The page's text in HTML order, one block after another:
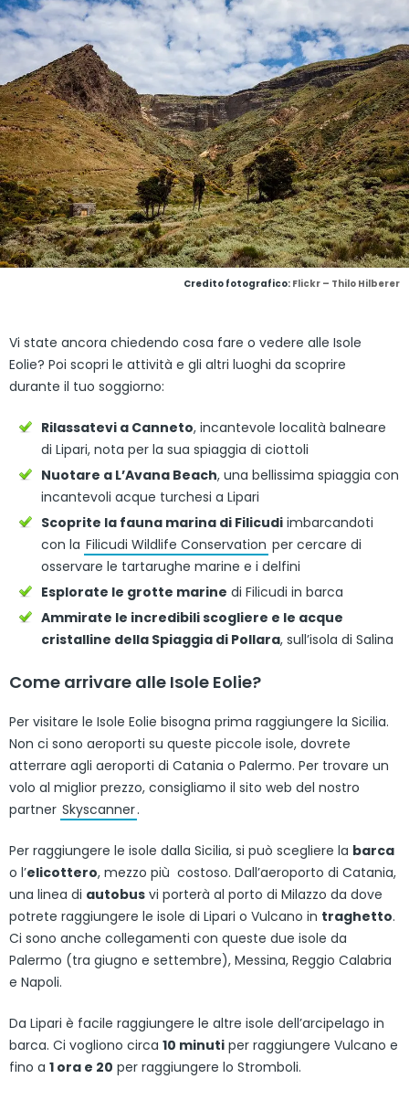
Credito fotografico: Flickr – Thilo Hilberer
Vi state ancora chiedendo cosa fare o vedere alle Isole
Eolie? Poi scopri le attività e gli altri luoghi da scoprire
durante il tuo soggiorno:
Rilassatevi a Canneto, incantevole località balneare
di Lipari, nota per la sua spiaggia di ciottoli
Nuotare a L’Avana Beach, una bellissima spiaggia con
incantevoli acque turchesi a Lipari
Scoprite la fauna marina di Filicudi imbarcandoti
con la Filicudi Wildlife Conservation per cercare di
osservare le tartarughe marine e i delfini
Esplorate le grotte marine di Filicudi in barca
Ammirate le incredibili scogliere e le acque
cristalline della Spiaggia di Pollara, sull’isola di Salina
Come arrivare alle Isole Eolie?
Per visitare le Isole Eolie bisogna prima raggiungere la Sicilia.
Non ci sono aeroporti su queste piccole isole, dovrete
atterrare agli aeroporti di Catania o Palermo. Per trovare un
volo al miglior prezzo, consigliamo il sito web del nostro
partner Skyscanner.
Per raggiungere le isole dalla Sicilia, si può scegliere la barca
o l’elicottero, mezzo più costoso. Dall’aeroporto di Catania,
una linea di autobus vi porterà al porto di Milazzo da dove
potrete raggiungere le isole di Lipari o Vulcano in traghetto.
Ci sono anche collegamenti con queste due isole da
Palermo (tra giugno e settembre), Messina, Reggio Calabria
e Napoli.
Da Lipari è facile raggiungere le altre isole dell’arcipelago in
barca. Ci vogliono circa 10 minuti per raggiungere Vulcano e
fino a 1 ora e 20 per raggiungere lo Stromboli.